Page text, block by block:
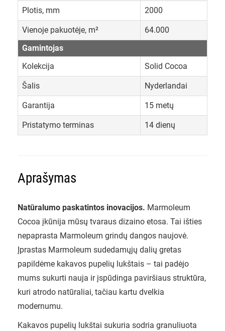
Plotis, mm 2000
Vienoje pakuotėje, m²
64.000
Gamintojas
Kolekcija
Solid Cocoa
Šalis Nyderlandai
Garantija 15 metų
Pristatymo terminas 14 dienų
Aprašymas
Natūralumo paskatintos inovacijos. Marmoleum
Cocoa įkūnija mūsų tvaraus dizaino etosa. Tai išties
nepaprasta Marmoleum grindų dangos naujovė.
Įprastas Marmoleum sudedamųjų dalių gretas
papildėme kakavos pupelių lukštais – tai padėjo
mums sukurti nauja ir įspūdinga paviršiaus struktūra,
kuri atrodo natūraliai, tačiau kartu dvelkia
modernumu.
Kakavos pupelių lukštai sukuria sodria granuliuota